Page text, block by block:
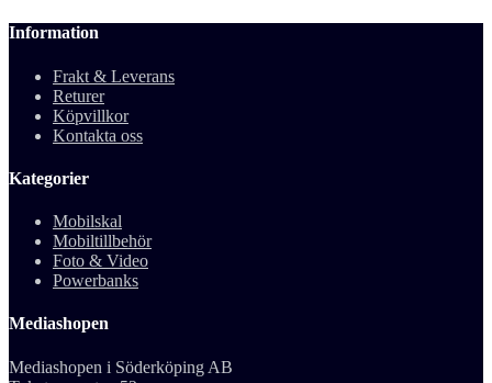
Information
Frakt & Leverans
Returer
Köpvillkor
Kontakta oss
Kategorier
Mobilskal
Mobiltillbehör
Foto & Video
Powerbanks
Mediashopen
Mediashopen i Söderköping AB